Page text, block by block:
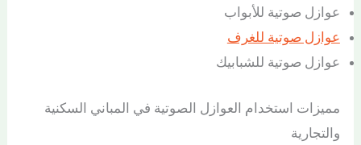
عوازل صوتية للأبواب
عوازل صوتية للغرف
عوازل صوتية للشبابيك
مميزات استخدام العوازل الصوتية في المباني السكنية
والتجارية